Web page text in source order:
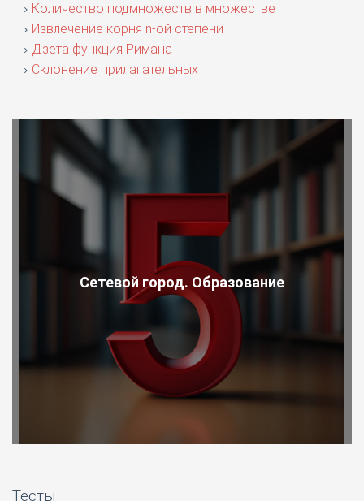
Количество подмножеств в множестве
Извлечение корня n-ой степени
Дзета функция Римана
Склонение прилагательных
Сетевой город. Образование
Тесты